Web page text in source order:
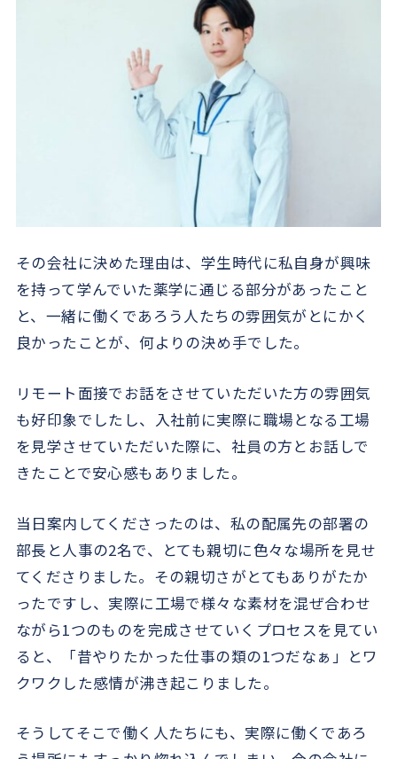
その会社に決めた理由は、学生時代に私自身が興味
を持って学んでいた薬学に通じる部分があったこと
と、一緒に働くであろう人たちの雰囲気がとにかく
良かったことが、何よりの決め手でした。
リモート面接でお話をさせていただいた方の雰囲気
も好印象でしたし、入社前に実際に職場となる工場
を見学させていただいた際に、社員の方とお話しで
きたことで安心感もありました。
当日案内してくださったのは、私の配属先の部署の
部長と人事の2名で、とても親切に色々な場所を見せ
てくださりました。その親切さがとてもありがたか
ったですし、実際に工場で様々な素材を混ぜ合わせ
ながら1つのものを完成させていくプロセスを見てい
ると、「昔やりたかった仕事の類の1つだなぁ」とワ
クワクした感情が沸き起こりました。
そうしてそこで働く人たちにも、実際に働くであろ